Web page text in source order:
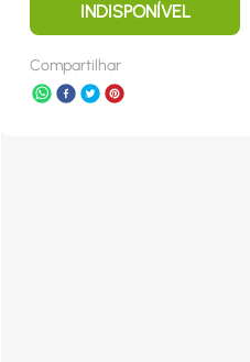
INDISPONÍVEL
Compartilhar